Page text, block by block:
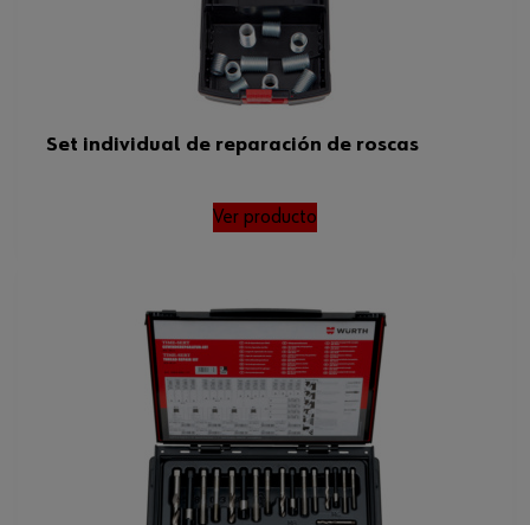
Set individual de reparación de roscas
Ver producto